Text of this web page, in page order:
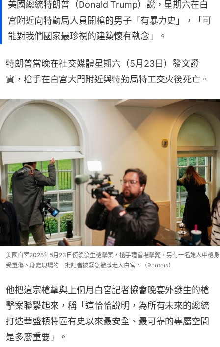
美國總統特朗普（Donald Trump）說，星期六在白
宮附近向特勤局人員開槍的男子「有暴力史」，「可
能對我們國家最珍視的建築懷有執念」。
特朗普當晚在社交媒體星期六（5月23日）發文證
實，槍手在白宮大門附近與特勤局特工交火後死亡。
美國白宮2026年5月23日傍晚發生槍擊案，槍手遭當場擊斃，另有一名途人中槍身
受重傷。身處現場的一批記者被緊急撤離走入白宮。（Reuters）
他把這宗槍擊與上個月白宮記者協會晚宴外發生的槍
擊案聯繫起來，稱「這恰恰說明，為所有未來的總統
打造華盛頓特區有史以來最安全、最可靠的專屬空間
是多麼重要」。